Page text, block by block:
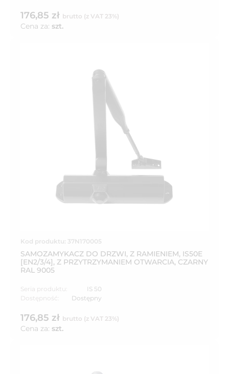
176,85 zł brutto (z VAT 23%)
Cena za: szt.
Kod produktu: 37N170005
SAMOZAMYKACZ DO DRZWI, Z RAMIENIEM, IS50E
[EN2/3/4], Z PRZYTRZYMANIEM OTWARCIA, CZARNY
RAL 9005
Seria produktu:
IS 50
Dostępność:
Dostępny
176,85 zł brutto (z VAT 23%)
Cena za: szt.